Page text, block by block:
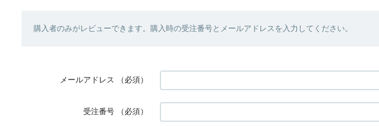
購入者のみがレビューできます。購入時の受注番号とメールアドレスを入力してください。
メールアドレス （必須）
受注番号 （必須）